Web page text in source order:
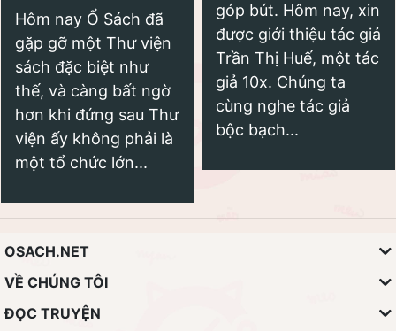
Hôm nay Ổ Sách đã
gặp gỡ một Thư viện
sách đặc biệt như
thế, và càng bất ngờ
hơn khi đứng sau Thư
viện ấy không phải là
một tổ chức lớn...
góp bút. Hôm nay, xin
được giới thiệu tác giả
Trần Thị Huế, một tác
giả 10x. Chúng ta
cùng nghe tác giả
bộc bạch...
OSACH.NET
VỀ CHÚNG TÔI
ĐỌC TRUYỆN